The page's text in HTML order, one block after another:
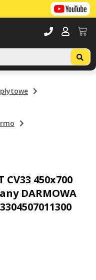
CV33 450x700
DARMOWA